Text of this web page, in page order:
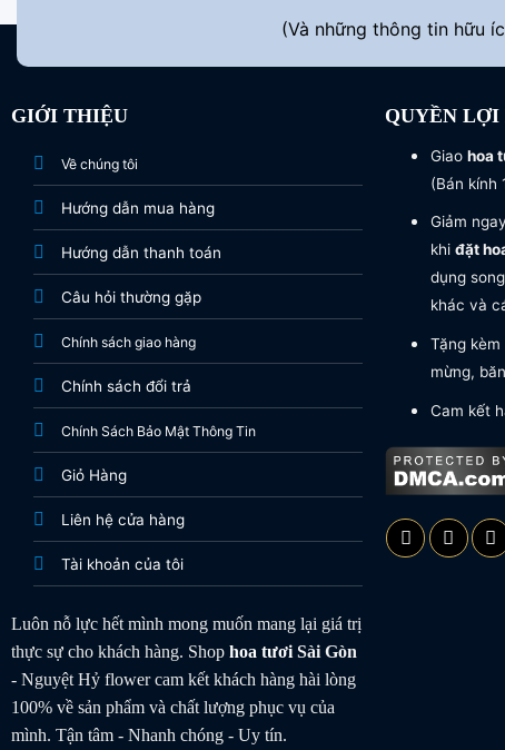
(Và những thông tin hữu
GIỚI THIỆU
Về chúng tôi
Hướng dẫn mua hàng
Hướng dẫn thanh toán
Câu hỏi thường gặp
Chính sách giao hàng
Chính sách đổi trả
Chính Sách Bảo Mật Thông Tin
Giỏ Hàng
Liên hệ cửa hàng
Tài khoản của tôi
Luôn nỗ lực hết mình mong muốn mang lại giá trị
thực sự cho khách hàng. Shop hoa tươiSài Gòn
- Nguyệt Hỷ flower cam kết khách hàng hài lòng
100% về sản phẩm và chất lượng phục vụ của
mình. Tận tâm - Nhanh chóng - Uy tín.
QUYỀN
Giao hoa
(Bán kính
Giảm
khi đặt
dụng
khác và
Tặng
mừng,
Cam kết